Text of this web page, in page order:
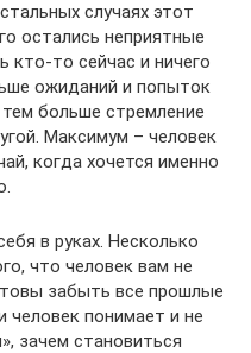
случаях этот
остались неприятные
кто-то сейчас и ничего
ожиданий и попыток
больше стремление
Максимум – человек
когда хочется именно
в руках. Несколько
что человек вам не
забыть все прошлые
человек понимает и не
зачем становиться